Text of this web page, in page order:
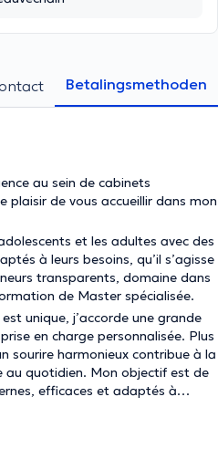
Betalingsmethoden
au sein de cabinets
plaisir de vous accueillir dans mon
et les adultes avec des
à leurs besoins, qu’il s’agisse
transparents, domaine dans
de Master spécialisée.
unique, j’accorde une grande
en charge personnalisée. Plus
sourire harmonieux contribue à la
au quotidien. Mon objectif est de
efficaces et adaptés à